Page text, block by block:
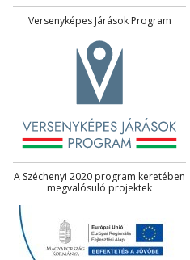
Versenyképes Járások Program
A Széchenyi 2020 program keretében
megvalósuló projektek